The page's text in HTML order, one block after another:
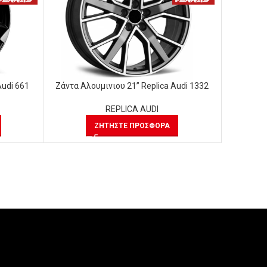
661 Ζάντα Αλουμινιου 21” Replica Audi 1332
REPLICA AUDI
ΖΗΤΉΣΤΕ ΠΡΟΣΦΟΡΆ